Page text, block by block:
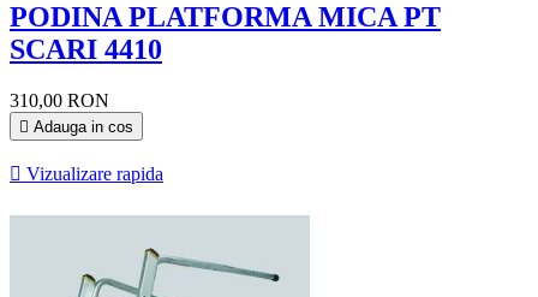
PODINA PLATFORMA MICA PT
SCARI 4410
310,00 RON
 Adauga in cos
 Vizualizare rapida